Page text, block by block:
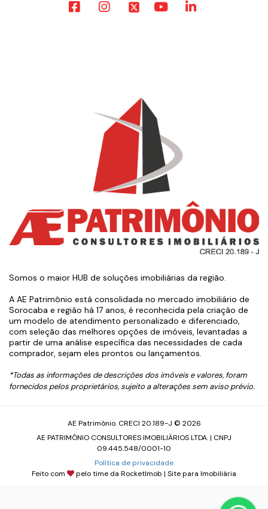
Somos o maior HUB de soluções imobiliárias da região.
A AE Patrimônio está consolidada no mercado imobiliário de
Sorocaba e região há 17 anos, é reconhecida pela criação de
um modelo de atendimento personalizado e diferenciado,
com seleção das melhores opções de imóveis, levantadas a
partir de uma análise específica das necessidades de cada
comprador, sejam eles prontos ou lançamentos.
*Todas as informações de descrições dos imóveis e valores, foram
fornecidos pelos proprietários, sujeito a alterações sem aviso prévio.
AE Patrimônio. CRECI 20.189-J © 2026
AE PATRIMÔNIO CONSULTORES IMOBILIÁRIOS LTDA. | CNPJ
09.445.548/0001-10
Política de privacidade
Feito com
pelo time da RocketImob | Site para Imobiliária